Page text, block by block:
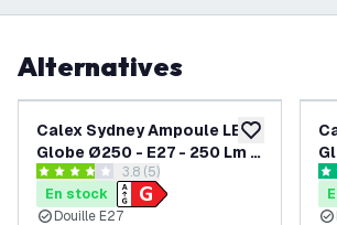
Alternatives
ajouter à la
Calex Sydney Ampoule LED
Globe Ø250 - E27 - 250 Lm -
Titane - Lampe Vintage
ouvrir le tiroir des avis
3.8 étoiles de notation
3.8 (5)
En stock
Douille E27